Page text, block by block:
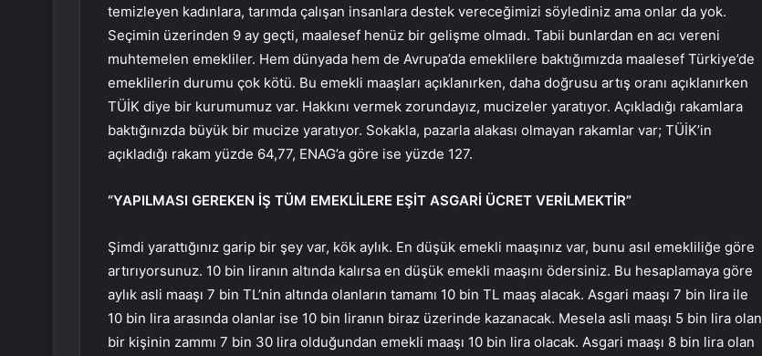
temizleyen kadınlara, tarımda çalışan insanlara destek vereceğimizi söylediniz ama onlar da yok.
Seçimin üzerinden 9 ay geçti, maalesef henüz bir gelişme olmadı. Tabii bunlardan en acı vereni
muhtemelen emekliler. Hem dünyada hem de Avrupa’da emeklilere baktığımızda maalesef Türkiye’de
emeklilerin durumu çok kötü. Bu emekli maaşları açıklanırken, daha doğrusu artış oranı açıklanırken
TÜİK diye bir kurumumuz var. Hakkını vermek zorundayız, mucizeler yaratıyor. Açıkladığı rakamlara
baktığınızda büyük bir mucize yaratıyor. Sokakla, pazarla alakası olmayan rakamlar var; TÜİK’in
açıkladığı rakam yüzde 64,77, ENAG’a göre ise yüzde 127.
“YAPILMASI GEREKEN İŞ TÜM EMEKLİLERE EŞİT ASGARİ ÜCRET VERİLMEKTİR”
Şimdi yarattığınız garip bir şey var, kök aylık. En düşük emekli maaşınız var, bunu asıl emekliliğe göre
artırıyorsunuz. 10 bin liranın altında kalırsa en düşük emekli maaşını ödersiniz. Bu hesaplamaya göre
aylık asli maaşı 7 bin TL’nin altında olanların tamamı 10 bin TL maaş alacak. Asgari maaşı 7 bin lira ile
10 bin lira arasında olanlar ise 10 bin liranın biraz üzerinde kazanacak. Mesela asli maaşı 5 bin lira olan
bir kişinin zammı 7 bin 30 lira olduğundan emekli maaşı 10 bin lira olacak. Asgari maaşı 8 bin lira olan